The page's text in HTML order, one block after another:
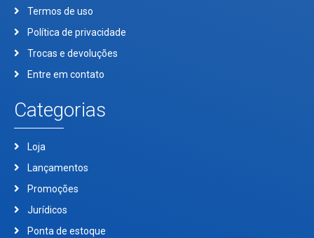
Termos de uso
Política de privacidade
Trocas e devoluções
Entre em contato
Categorias
Loja
Lançamentos
Promoções
Jurídicos
Ponta de estoque